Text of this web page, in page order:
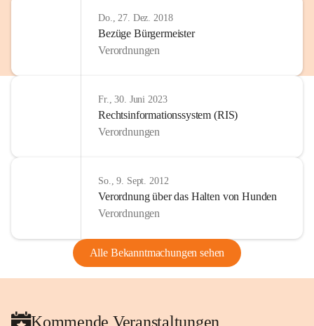
Do., 27. Dez. 2018
Bezüge Bürgermeister
Verordnungen
Fr., 30. Juni 2023
Rechtsinformationssystem (RIS)
Verordnungen
So., 9. Sept. 2012
Verordnung über das Halten von Hunden
Verordnungen
Alle Bekanntmachungen sehen
Kommende Veranstaltungen